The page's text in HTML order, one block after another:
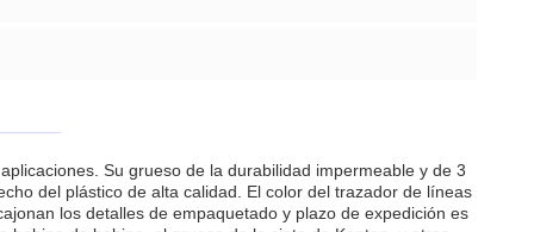
Su grueso de la durabilidad impermeable y de 3
del plástico de alta calidad. El color del trazador de líneas
los detalles de empaquetado y plazo de expedición es